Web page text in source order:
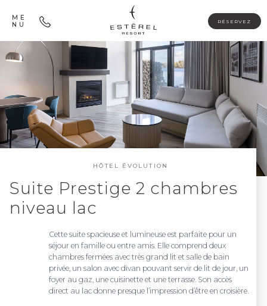
ME
NU
RÉSERVEZ
HÔTEL ÉVOLUTION
Suite Prestige 2 chambres
niveau lac
Cette suite spacieuse et lumineuse est parfaite pour un
séjour en famille ou entre amis. Elle comprend deux
chambres fermées avec très grand lit et salle de bain
privée, un salon avec divan pouvant servir de lit de jour, un
foyer au gaz, une cuisinette et une terrasse. Son accès
direct au lac donne presque l’impression d’être en croisière.